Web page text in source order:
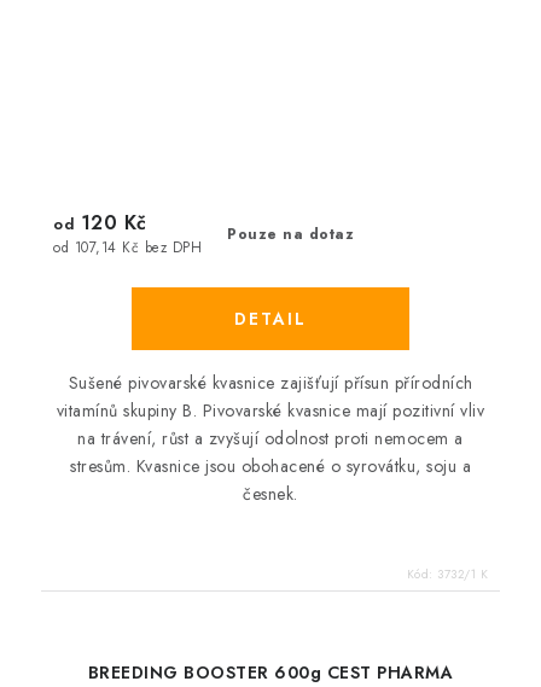
Pouze na dotaz
od 107,14 Kč bez DPH
od 120 Kč
Sušené pivovarské kvasnice zajišťují přísun přírodních
vitamínů skupiny B. Pivovarské kvasnice mají pozitivní vliv
na trávení, růst a zvyšují odolnost proti nemocem a
stresům. Kvasnice jsou obohacené o syrovátku, soju a
česnek.
Kód: 3732/1 K
BREEDING BOOSTER 600g CEST PHARMA